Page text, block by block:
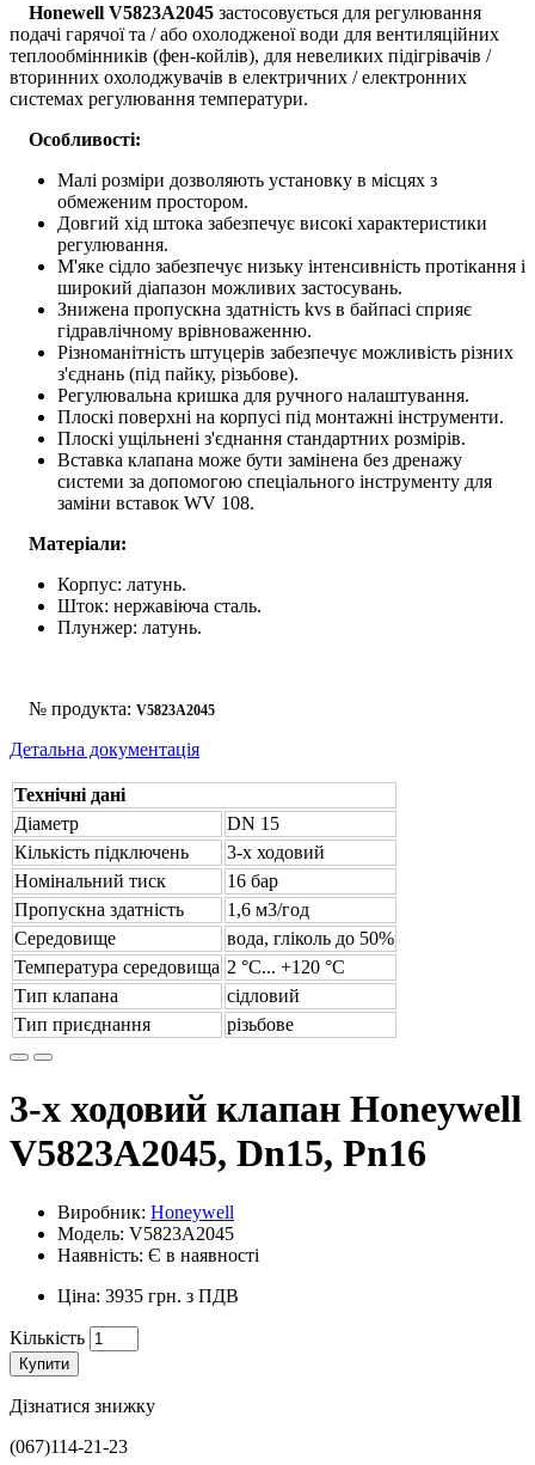
Honewell V5823A2045 застосовується для регулювання
подачі гарячої та / або охолодженої води для вентиляційних
теплообмінників (фен-койлів), для невеликих підігрівачів /
вторинних охолоджувачів в електричних / електронних
системах регулювання температури.
Особливості:
Малі розміри дозволяють установку в місцях з
обмеженим простором.
Довгий хід штока забезпечує високі характеристики
регулювання.
М'яке сідло забезпечує низьку інтенсивність протікання і
широкий діапазон можливих застосувань.
Знижена пропускна здатність kvs в байпасі сприяє
гідравлічному врівноваженню.
Різноманітність штуцерів забезпечує можливість різних
з'єднань (під пайку, різьбове).
Регулювальна кришка для ручного налаштування.
Плоскі поверхні на корпусі під монтажні інструменти.
Плоскі ущільнені з'єднання стандартних розмірів.
Вставка клапана може бути замінена без дренажу
системи за допомогою спеціального інструменту для
заміни вставок WV 108.
Матеріали:
Корпус: латунь.
Шток: нержавіюча сталь.
Плунжер: латунь.
№ продукта: V5823A2045
Детальна документація
Технічні дані
Діаметр
DN 15
Кількість підключень
3-х ходовий
Номінальний тиск
16 бар
Пропускна здатність
1,6 м3/год
Середовище
вода, гліколь до 50%
Температура середовища 2 °С... +120 °С
Тип клапана
сідловий
Тип приєднання
різьбове
3-х ходовий клапан Honeywell
V5823A2045, Dn15, Pn16
Виробник: Honeywell
Модель: V5823A2045
Наявність: Є в наявності
Ціна: 3935 грн. з ПДВ
Кількість
Купити
Дізнатися знижку
(067)114-21-23